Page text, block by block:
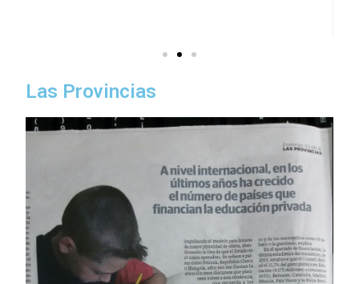
Las Provincias